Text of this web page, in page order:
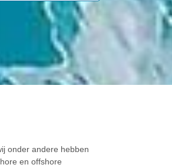
onder andere hebben
en offshore